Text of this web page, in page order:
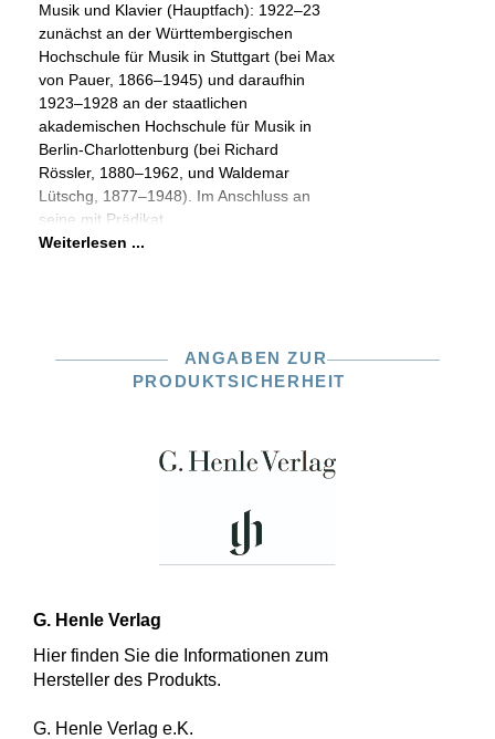
Musik und Klavier (Hauptfach): 1922–23
zunächst an der Württembergischen
Hochschule für Musik in Stuttgart (bei Max
von Pauer, 1866–1945) und daraufhin
1923–1928 an der staatlichen
akademischen Hochschule für Musik in
Berlin-Charlottenburg (bei Richard
Rössler, 1880–1962, und Waldemar
Lütschg, 1877–1948). Im Anschluss an
seine mit Prädikat
Weiterlesen ...
ANGABEN ZUR
PRODUKTSICHERHEIT
G. Henle Verlag
Hier finden Sie die Informationen zum
Hersteller des Produkts.
G. Henle Verlag e.K.